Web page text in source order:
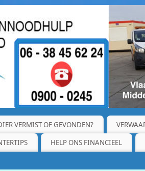
VERMIST OF GEVONDEN?
HELP ONS FINANCIEEL